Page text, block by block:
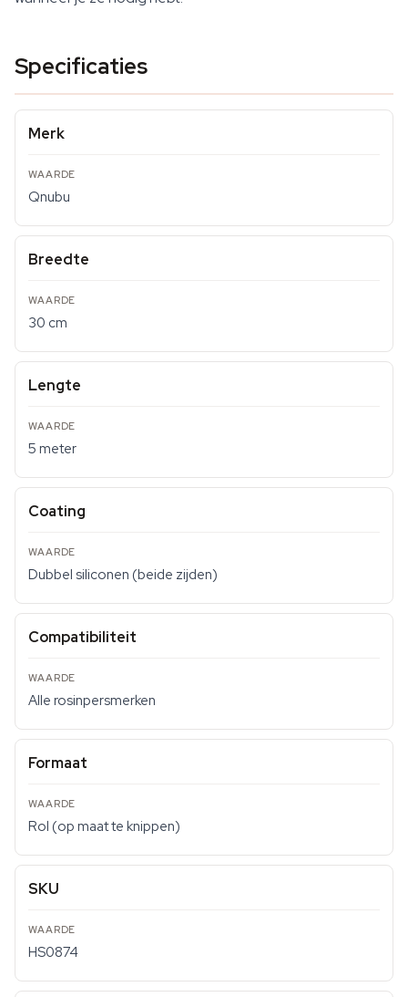
Specificaties
Merk
Qnubu
Breedte
30 cm
Lengte
5 meter
Coating
Dubbel siliconen (beide zijden)
Compatibiliteit
Alle rosinpersmerken
Formaat
Rol (op maat te knippen)
SKU
HS0874